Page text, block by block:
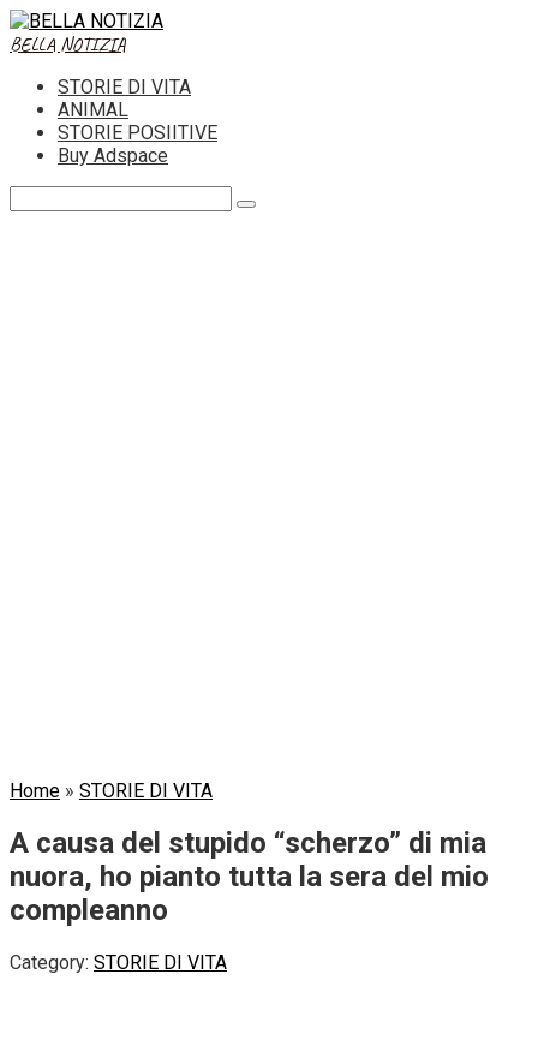
Skip
to
BELLA NOTIZIA
STORIE DI VITA
ANIMAL
STORIE POSIITIVE
Buy Adspace
Home » STORIE DI VITA
A causa del stupido “scherzo” di mia
nuora, ho pianto tutta la sera del mio
compleanno
Category: STORIE DI VITA